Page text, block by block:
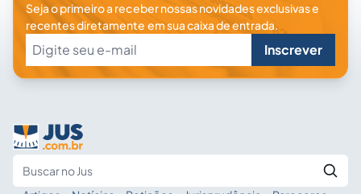
Seja o primeiro a receber nossas novidades exclusivas e
recentes diretamente em sua caixa de entrada.
Inscrever